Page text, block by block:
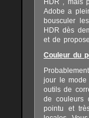
HDR , mais
Adobe a
bousculer
HDR dès
et de
Couleur du
jour le mode
outils de
de couleurs
pointu et